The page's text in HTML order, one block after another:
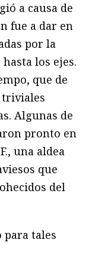
a causa de
fue a dar en
por la
los ejes.
que de
triviales
Algunas de
pronto en
una aldea
que
del
para tales